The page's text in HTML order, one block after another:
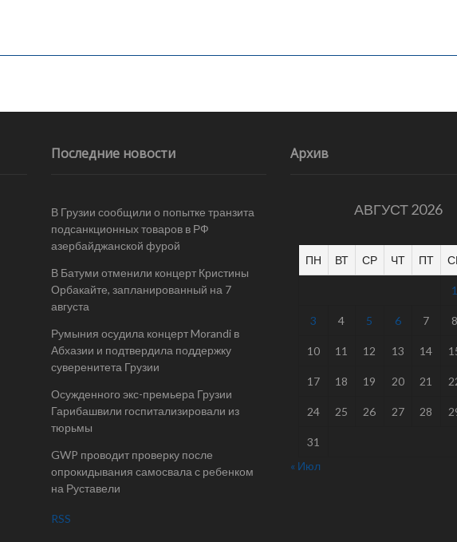
Последние новости
В Грузии сообщили о попытке транзита
подсанкционных товаров в РФ
азербайджанской фурой
В Батуми отменили концерт Кристины
Орбакайте, запланированный на 7
августа
Румыния осудила концерт Morandi в
Абхазии и подтвердила поддержку
суверенитета Грузии
Осужденного экс-премьера Грузии
Гарибашвили госпитализировали из
тюрьмы
GWP проводит проверку после
опрокидывания самосвала с ребенком
на Руставели
RSS
Архив
АВГУСТ 2026
ПН ВТ СР ЧТ ПТ
1
3 4 5 6 7 8
10 11 12 13 14
17 18 19 20 21
24 25 26 27 28
31
« Июл